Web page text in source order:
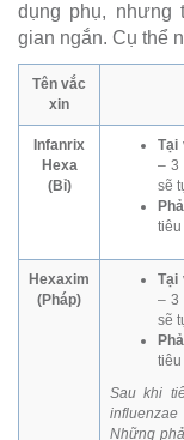
dụng phụ, nhưng
gian ngắn. Cụ thể
Tên vắc
xin
Infanrix
Hexa
(Bỉ)
Tại
– 3
sẽ
tiêu
Hexaxim
(Pháp)
Tại
– 3
sẽ
tiêu
Sau khi
Những